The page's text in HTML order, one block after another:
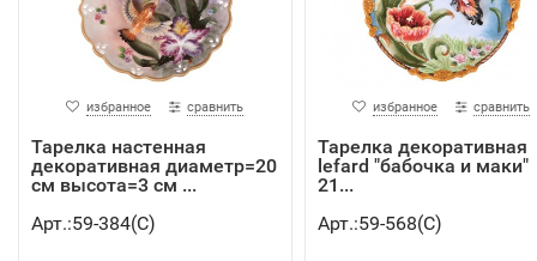
избранное сравнить
Тарелка настенная
декоративная диаметр=20
см высота=3 см ...
Арт.:59-384(C)
избранное сравнить
Тарелка декоративная
lefard "бабочка и маки"
21...
Арт.:59-568(C)